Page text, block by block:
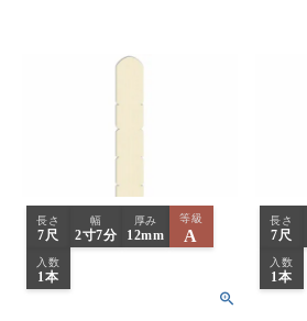
長さ
7尺
幅
2寸7分
厚み
12mm
等級
A
入数
1本
長さ
7尺
入数
1本